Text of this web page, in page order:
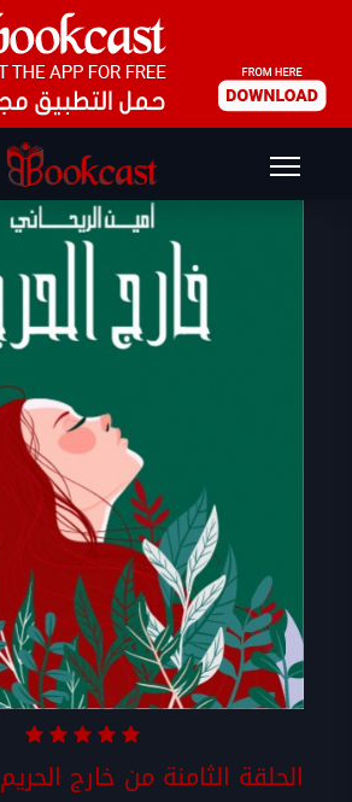
الحلقة الثامنة من خارج الحريم